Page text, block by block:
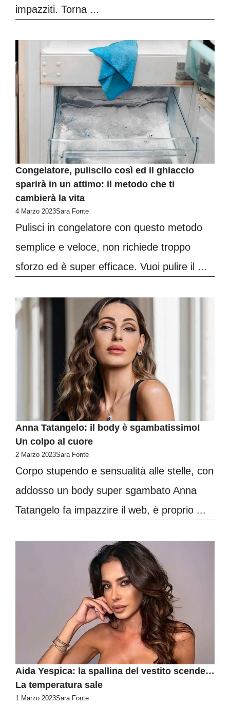
impazziti. Torna ...
Congelatore, puliscilo così ed il ghiaccio
sparirà in un attimo: il metodo che ti
cambierà la vita
4 Marzo 2023Sara Fonte
Pulisci in congelatore con questo metodo
semplice e veloce, non richiede troppo
sforzo ed è super efficace. Vuoi pulire il ...
Anna Tatangelo: il body è sgambatissimo!
Un colpo al cuore
2 Marzo 2023Sara Fonte
Corpo stupendo e sensualità alle stelle, con
addosso un body super sgambato Anna
Tatangelo fa impazzire il web, è proprio ...
Aida Yespica: la spallina del vestito scende…
La temperatura sale
1 Marzo 2023Sara Fonte